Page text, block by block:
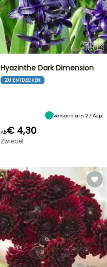
Hyazinthe Dark Dimension
ZU ENTDECKEN
Versand am 27 Sep.
Ab€ 4,30
Zwiebel